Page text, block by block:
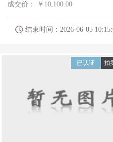
成交价： ￥10,100.00
结束时间：2026-06-05
拍
已认证